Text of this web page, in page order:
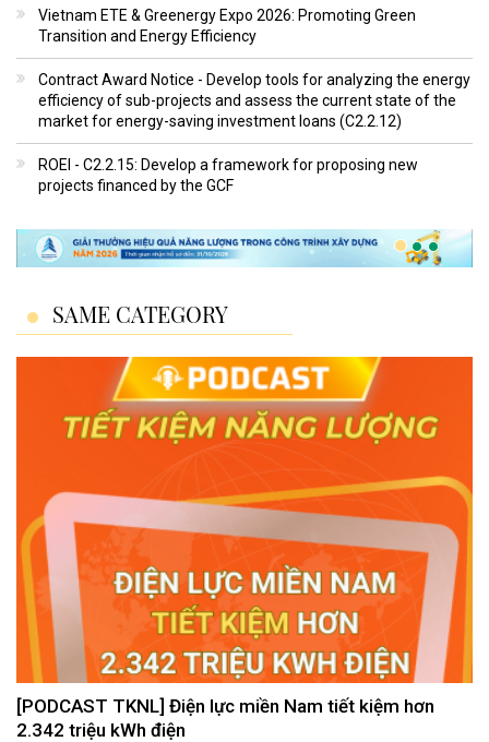
Vietnam ETE & Greenergy Expo 2026: Promoting Green
Transition and Energy Efficiency
Contract Award Notice - Develop tools for analyzing the energy
efficiency of sub-projects and assess the current state of the
market for energy-saving investment loans (C2.2.12)
ROEI - C2.2.15: Develop a framework for proposing new
projects financed by the GCF
SAME CATEGORY
[PODCAST TKNL] Điện lực miền Nam tiết kiệm hơn
2.342 triệu kWh điện